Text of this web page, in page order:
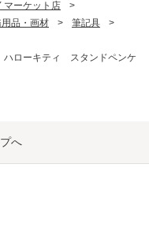
マーケット店
>
品・画材 > 筆記具
>
ローキティ スタンドペンケ
へ